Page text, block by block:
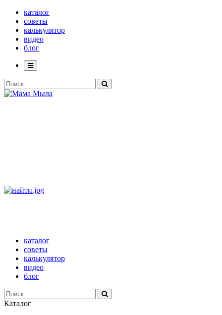
каталог
советы
калькулятор
видео
блог
каталог
советы
калькулятор
видео
блог
Каталог